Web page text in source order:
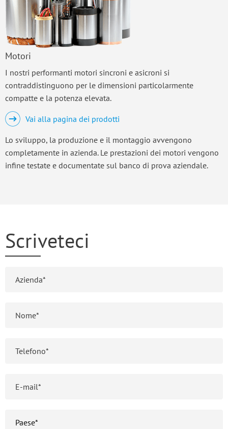
Motori
I nostri performanti motori sincroni e asicroni si
contraddistinguono per le dimensioni particolarmente
compatte e la potenza elevata.
Vai alla pagina dei prodotti
Lo sviluppo, la produzione e il montaggio avvengono
completamente in azienda. Le prestazioni dei motori vengono
infine testate e documentate sul banco di prova aziendale.
Scriveteci